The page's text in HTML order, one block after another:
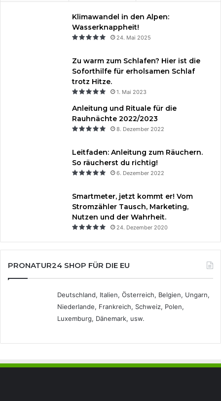
Klimawandel in den Alpen:
Wasserknappheit!
24. Mai 2025
Zu warm zum Schlafen? Hier ist die
Soforthilfe für erholsamen Schlaf
trotz Hitze.
1. Mai 2023
Anleitung und Rituale für die
Rauhnächte 2022/2023
8. Dezember 2022
Leitfaden: Anleitung zum Räuchern.
So räucherst du richtig!
6. Dezember 2022
Smartmeter, jetzt kommt er! Vom
Stromzähler Tausch, Marketing,
Nutzen und der Wahrheit.
24. Dezember 2020
PRONATUR24 SHOP FÜR DIE EU
Deutschland, Italien, Österreich, Belgien, Ungarn,
Niederlande, Frankreich, Schweiz, Polen,
Luxemburg, Dänemark, usw.